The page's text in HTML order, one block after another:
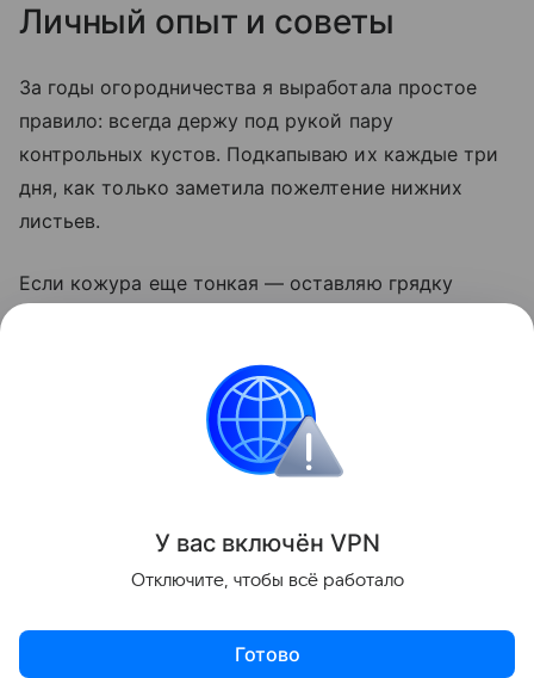
Личный опыт и советы
За годы огородничества я выработала простое
правило: всегда держу под рукой пару
контрольных кустов. Подкапываю их каждые три
дня, как только заметила пожелтение нижних
листьев.
Если кожура еще тонкая — оставляю грядку
погребе. Сушка на солнце — лучший дезинфектор,
этим пренебрегать нельзя.
У вас включён VPN
Отключите, чтобы всё работало
Готово